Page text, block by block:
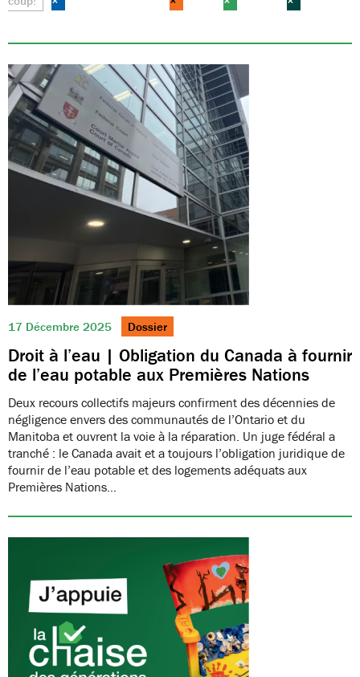
17 Décembre 2025 Dossier
Droit à l’eau | Obligation du Canada à fournir
de l’eau potable aux Premières Nations
Deux recours collectifs majeurs confirment des décennies de
négligence envers des communautés de l’Ontario et du
Manitoba et ouvrent la voie à la réparation. Un juge fédéral a
tranché : le Canada avait et a toujours l’obligation juridique de
fournir de l’eau potable et des logements adéquats aux
Premières Nations…